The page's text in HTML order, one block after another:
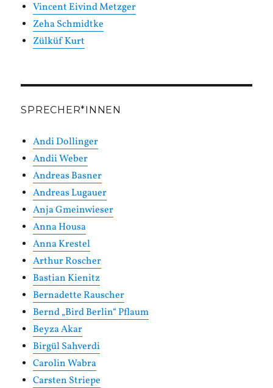
Vincent Eivind Metzger
Zeha Schmidtke
Zülküf Kurt
SPRECHER*INNEN
Andi Dollinger
Andii Weber
Andreas Basner
Andreas Lugauer
Anja Gmeinwieser
Anna Housa
Anna Krestel
Arthur Roscher
Bastian Kienitz
Bernadette Rauscher
Bernd „Bird Berlin“ Pflaum
Beyza Akar
Birgül Sahverdi
Carolin Wabra
Carsten Striepe